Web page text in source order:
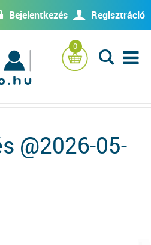
Bejelentkezés U Regisztráció
0
L
@2026-05-